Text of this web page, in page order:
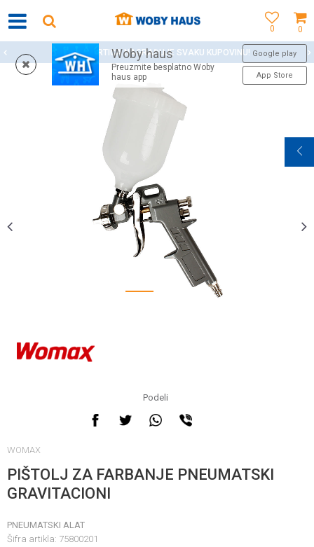
0
0
Woby haus
Preuzmite besplatno Woby
haus app
Google play
App Store
WOBY KARTICA NAGRAĐUJE SVAKU KUPOVINU!
1
Podeli
WOMAX
PIŠTOLJ ZA FARBANJE PNEUMATSKI
GRAVITACIONI
PNEUMATSKI ALAT
Šifra artikla: 75800201